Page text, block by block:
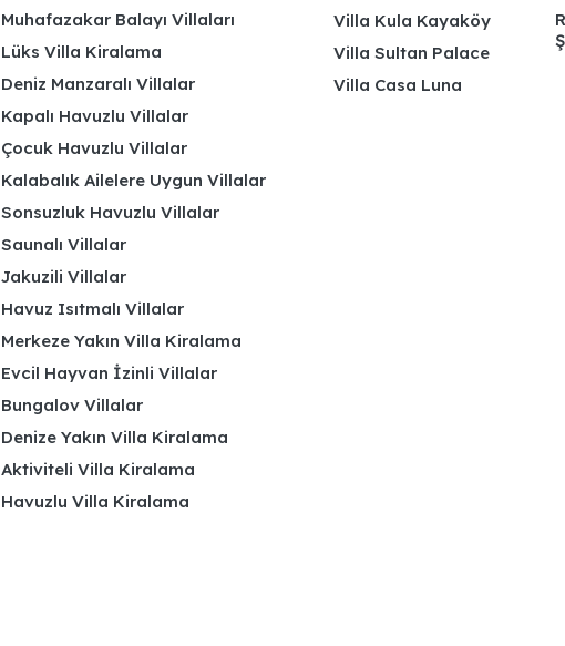
Muhafazakar Balayı Villaları
Lüks Villa Kiralama
Deniz Manzaralı Villalar
Kapalı Havuzlu Villalar
Çocuk Havuzlu Villalar
Kalabalık Ailelere Uygun Villalar
Sonsuzluk Havuzlu Villalar
Saunalı Villalar
Jakuzili Villalar
Havuz Isıtmalı Villalar
Merkeze Yakın Villa Kiralama
Evcil Hayvan İzinli Villalar
Bungalov Villalar
Denize Yakın Villa Kiralama
Aktiviteli Villa Kiralama
Havuzlu Villa Kiralama
Villa Kula Kayaköy
Villa Sultan Palace
Villa Casa Luna